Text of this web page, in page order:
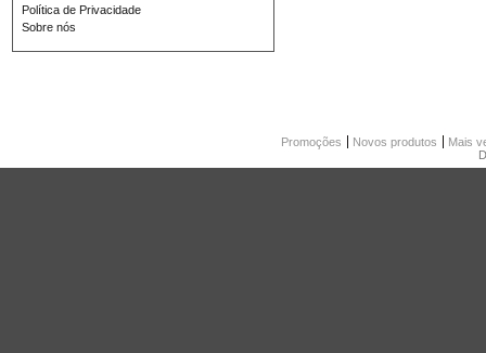
Política de Privacidade
Sobre nós
Promoções Novos produtos
Mais